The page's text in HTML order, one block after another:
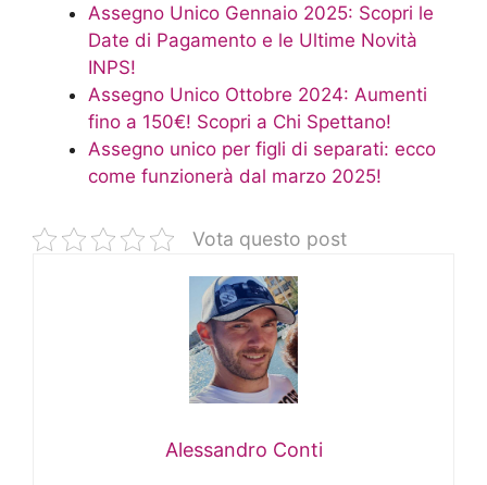
Assegno Unico Gennaio 2025: Scopri le
Date di Pagamento e le Ultime Novità
INPS!
Assegno Unico Ottobre 2024: Aumenti
fino a 150€! Scopri a Chi Spettano!
Assegno unico per figli di separati: ecco
come funzionerà dal marzo 2025!
Vota questo post
Alessandro Conti